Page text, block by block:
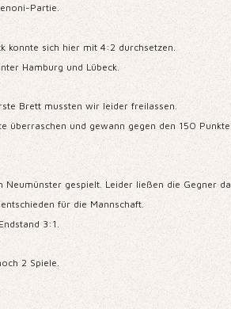
Partie.
konnte sich hier mit 4:2 durchsetzen.
Hamburg und Lübeck.
Brett mussten wir leider freilassen.
überraschen und gewann gegen den 150
gespielt. Leider ließen die Gegner
für die Mannschaft.
3:1.
2 Spiele.